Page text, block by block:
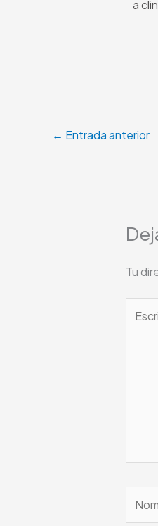
a
← Entrada anterior
Tu
aquí...